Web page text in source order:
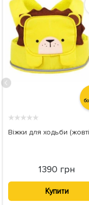
★★★★★
Віжки для ходьби
1390 грн
Купити